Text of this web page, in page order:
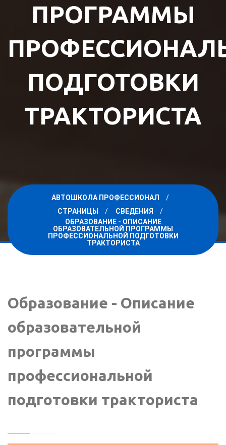
ПРОГРАММЫ
ПОДГОТОВКИ
ТРАКТОРИСТА
АВТОШКОЛА ПРОФЕССИОНАЛ
СТРАНИЦЫ
СВЕДЕНИЯ
ОБРАЗОВАНИЕ - ОПИСАНИЕ
ОБРАЗОВАТЕЛЬНОЙ ПРОГРАММЫ
ПРОФЕССИОНАЛЬНОЙ ПОДГОТОВКИ
ТРАКТОРИСТА
Образование - Описание
образовательной
программы
профессиональной
подготовки тракториста